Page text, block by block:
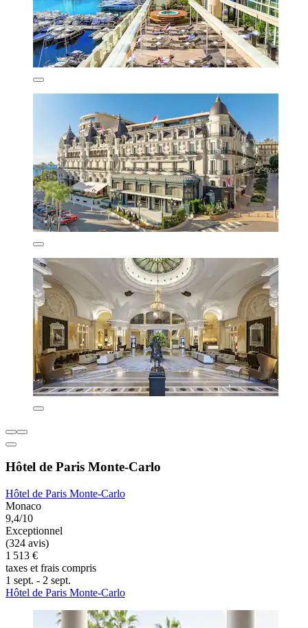
Hôtel de Paris Monte-Carlo
Hôtel de Paris Monte-Carlo
Monaco
9,4/10
Exceptionnel
(324 avis)
1 513 €
taxes et frais compris
1 sept. - 2 sept.
Hôtel de Paris Monte-Carlo